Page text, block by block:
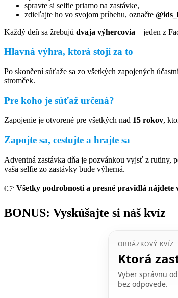
spravte si selfie priamo na zastávke,
zdieľajte ho vo svojom príbehu, označte
Každý deň sa žrebujú dvaja výhercovia – jeden z
Hlavná výhra, ktorá stojí za to
Po skončení súťaže sa zo všetkých zapojených
stromček.
Pre koho je súťaž určená?
Zapojenie je otvorené pre všetkých nad 15 rokov,
Zapojte sa, cestujte a hrajte sa
Adventná zastávka dňa je pozvánkou vyjsť z rutiny,
vaša selfie zo zastávky bude výherná.
👉 Všetky podrobnosti a presné pravidlá nájdete
BONUS: Vyskúšajte si náš kvíz
OBRÁZKOVÝ KVÍZ
Ktorá
Vyber správnu
bez odpovede.